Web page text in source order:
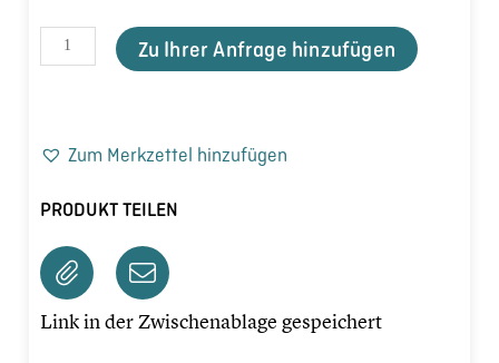
Zu Ihrer Anfrage hinzufügen
Zum Merkzettel hinzufügen
PRODUKT TEILEN
Link in der Zwischenablage gespeichert